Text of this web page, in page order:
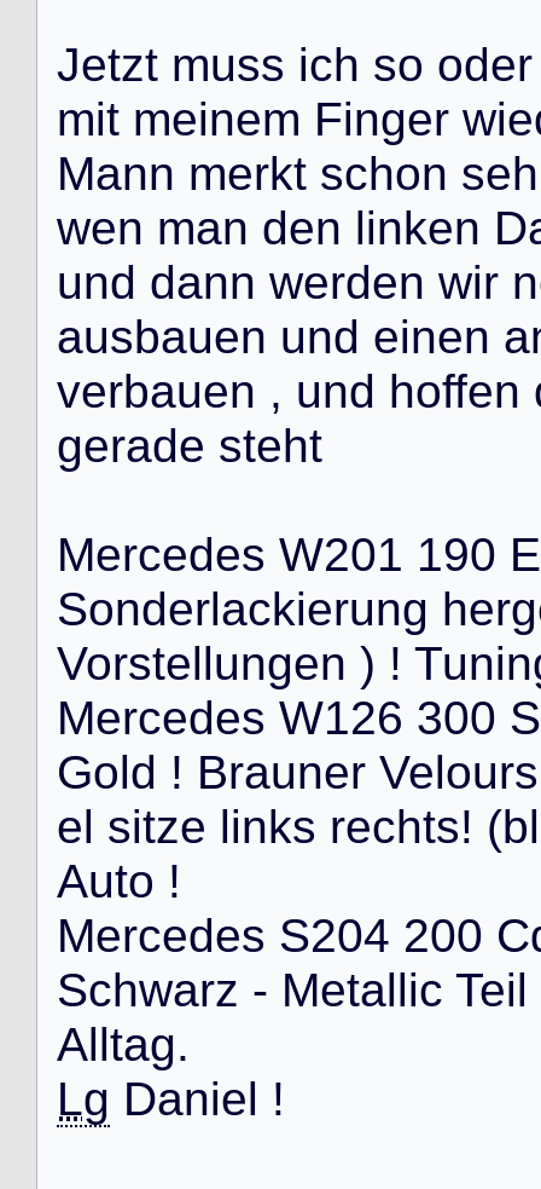
Jetzt muss ich so oder
mit meinem Finger wie
Mann merkt schon seh
wen man den linken D
und dann werden wir n
ausbauen und einen a
verbauen , und hoffen
gerade steht
Mercedes W201 190 E
Sonderlackierung herg
Vorstellungen ) ! Tunin
Mercedes W126 300 S
Gold ! Brauner Velours
el sitze links rechts! (bl
Auto !
Mercedes S204 200 C
Schwarz - Metallic Teil
Alltag.
Lg Daniel !